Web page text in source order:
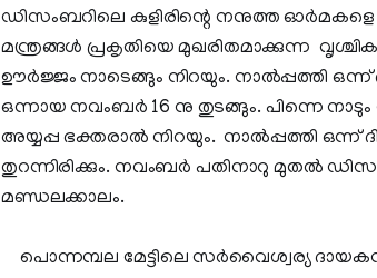
ഡിസംബറിലെ കുളിരിന്റെ നനുത്ത
മന്ത്രങ്ങള്‍ പ്രകൃതിയെ മുഖരിതമാക്കുന്ന
ഊര്‍ജ്ജം നാടെങ്ങും നിറയും. നാല്‍പ്പത്തി
ഒന്നായ നവംബര്‍ 16 നു തുടങ്ങും. പിന്നെ നാടും
അയ്യപ്പ ഭക്തരാല്‍ നിറയും. നാല്‍പ്പത്തി ഒന്ന്
തുറന്നിരിക്കും. നവംബര്‍ പതിനാറു മുതല്‍
മണ്ഡലക്കാലം.
പൊന്നമ്പല മേട്ടിലെ സര്‍വൈശ്വര്യ ദായകനായ